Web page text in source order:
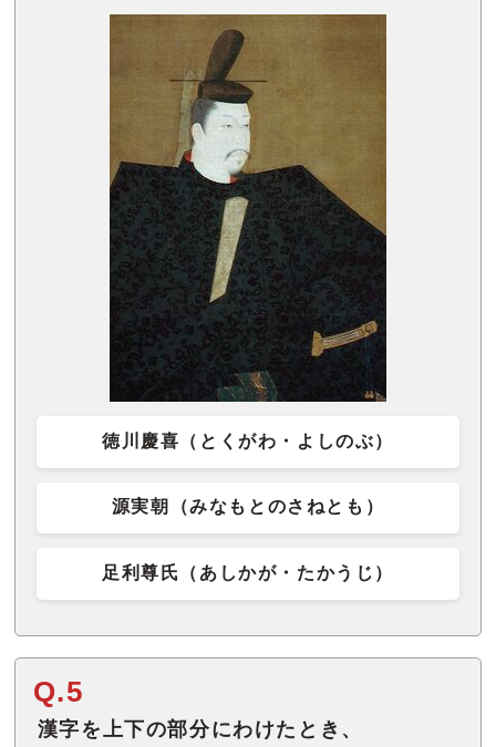
徳川慶喜（とくがわ・よしのぶ）
源実朝（みなもとのさねとも）
足利尊氏（あしかが・たかうじ）
Q.5
漢字を上下の部分にわけたとき、